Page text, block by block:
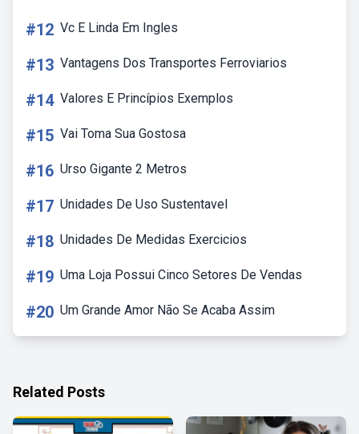
#12 Vc E Linda Em Ingles
#13 Vantagens Dos Transportes Ferroviarios
#14 Valores E Princípios Exemplos
#15 Vai Toma Sua Gostosa
#16 Urso Gigante 2 Metros
#17 Unidades De Uso Sustentavel
#18 Unidades De Medidas Exercicios
#19 Uma Loja Possui Cinco Setores De Vendas
#20 Um Grande Amor Não Se Acaba Assim
Related Posts